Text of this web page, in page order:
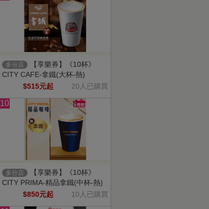
多分店
【享樂券】《10杯》
CITY CAFE-拿鐵(大杯-熱)
$515元起
20人已購買
10
多分店
【享樂券】《10杯》
CITY PRIMA-精品拿鐵(中杯-熱)
$850元起
10人已購買